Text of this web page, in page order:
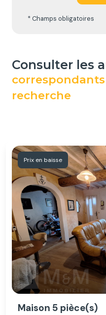
* Champs obligatoires
consulter les
recherche
Prix en baisse
Maison 5 pièce(s)